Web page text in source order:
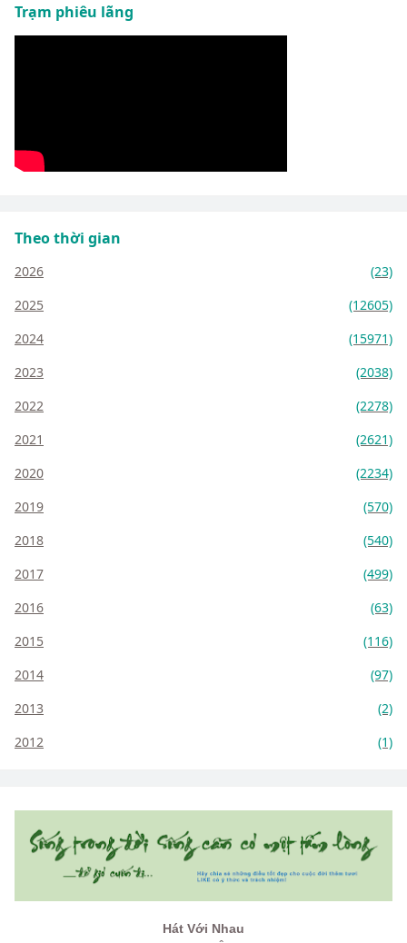
Trạm phiêu lãng
Theo thời gian
2026
(23)
2025
(12605)
2024
(15971)
2023
(2038)
2022
(2278)
2021
(2621)
2020
(2234)
2019
(570)
2018
(540)
2017
(499)
2016
(63)
2015
(116)
2014
(97)
2013
(2)
2012
(1)
Hát Với Nhau